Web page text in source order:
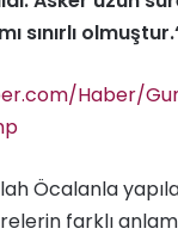
sınırlı
Haber/
Öcalanla
farklı